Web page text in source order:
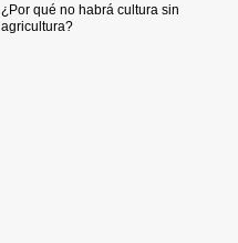
¿Por qué no habrá cultura sin
agricultura?